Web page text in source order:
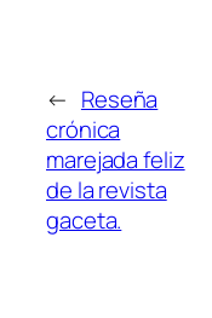
← Reseña
crónica
marejada feliz
de la revista
gaceta.